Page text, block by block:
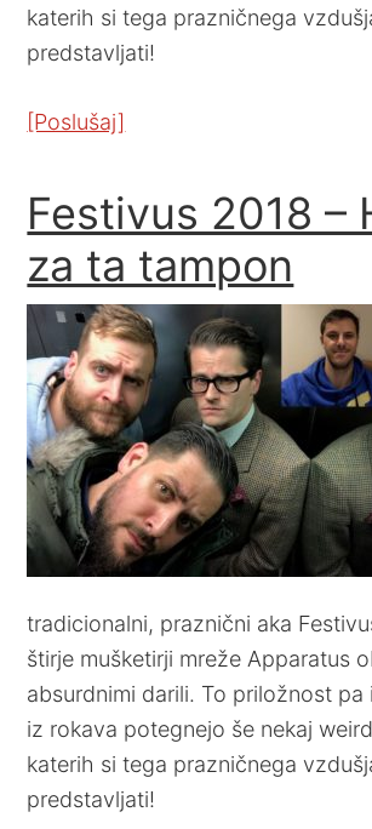
katerih si tega prazničnega
predstavljati!
[Poslušaj]
Festivus 2018 –
za ta tampon
tradicionalni, praznični aka
štirje mušketirji mreže Apparatus
absurdnimi darili. To priložnost pa
iz rokava potegnejo še nekaj
katerih si tega prazničnega
predstavljati!